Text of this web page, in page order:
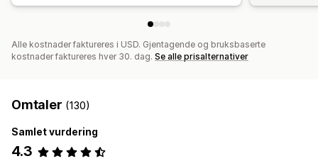
Alle kostnader faktureres i USD. Gjentagende og bruksbaserte
kostnader faktureres hver 30. dag. Se alle prisalternativer
Omtaler (130)
Samlet vurdering
4.3